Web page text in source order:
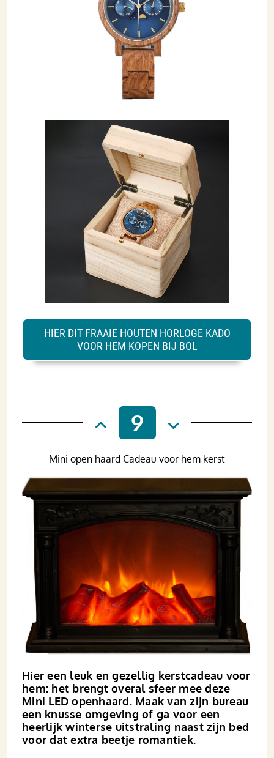
HIER DIT FRAAIE HOUTEN HORLOGE KADO
VOOR HEM KOPEN BIJ BOL
9
Hier een leuk en gezellig kerstcadeau voor
hem: het brengt overal sfeer mee deze
Mini LED open­haard. Maak van zijn bureau
een knusse omgeving of ga voor een
heerlijk winterse uitstraling naast zijn bed
voor dat extra beetje romantiek.
Mini open haard Cadeau voor hem kerst